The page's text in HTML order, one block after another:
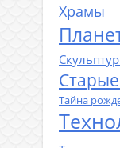
Храмы
Тайна